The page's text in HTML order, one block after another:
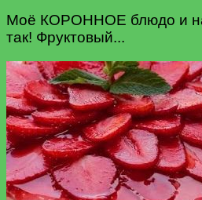
Моё КОРОННОЕ блюдо и на
так! Фруктовый...